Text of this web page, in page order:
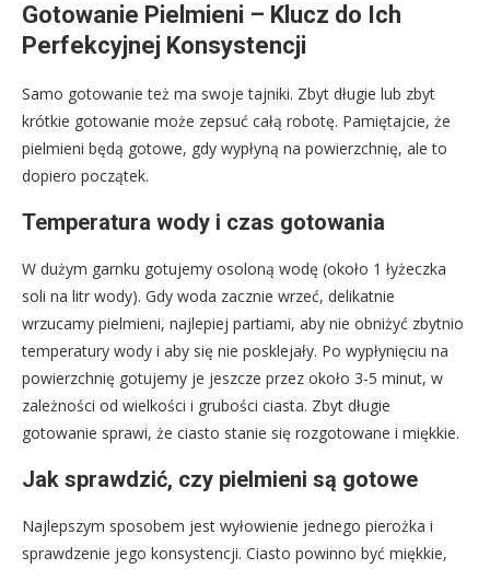
Gotowanie Pielmieni – Klucz do Ich
Perfekcyjnej Konsystencji
Samo gotowanie też ma swoje tajniki. Zbyt długie lub zbyt
krótkie gotowanie może zepsuć całą robotę. Pamiętajcie, że
pielmieni będą gotowe, gdy wypłyną na powierzchnię, ale to
dopiero początek.
Temperatura wody i czas gotowania
W dużym garnku gotujemy osoloną wodę (około 1 łyżeczka
soli na litr wody). Gdy woda zacznie wrzeć, delikatnie
wrzucamy pielmieni, najlepiej partiami, aby nie obniżyć zbytnio
temperatury wody i aby się nie posklejały. Po wypłynięciu na
powierzchnię gotujemy je jeszcze przez około 3-5 minut, w
zależności od wielkości i grubości ciasta. Zbyt długie
gotowanie sprawi, że ciasto stanie się rozgotowane i miękkie.
Jak sprawdzić, czy pielmieni są gotowe
Najlepszym sposobem jest wyłowienie jednego pierożka i
sprawdzenie jego konsystencji. Ciasto powinno być miękkie,